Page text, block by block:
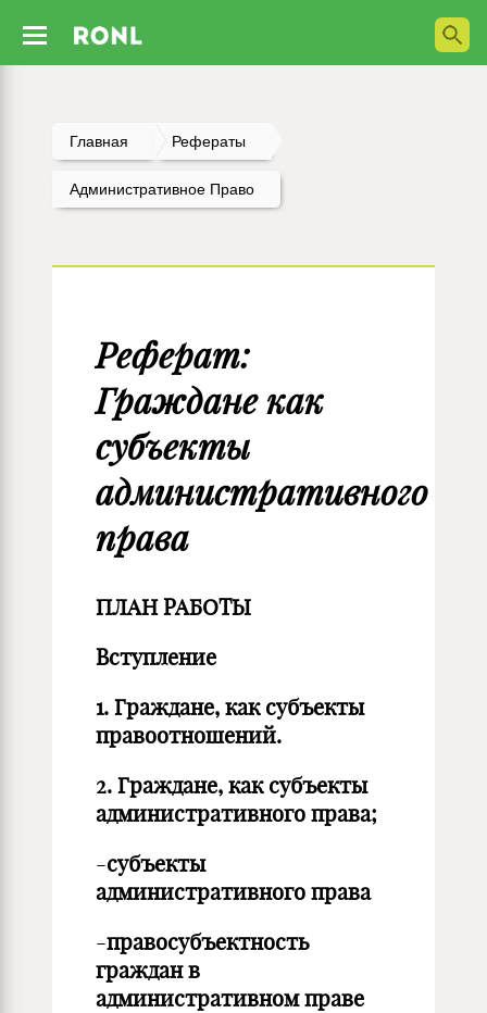
Главная Рефераты
Административное Право
Реферат:
Граждане как
субъекты
административного
права
ПЛАН РАБОТЫ
Вступление
1. Граждане, как субъекты
правоотношений.
2. Граждане, как субъекты
административного права;
-субъекты
административного права
-правосубъектность
граждан в
административном праве